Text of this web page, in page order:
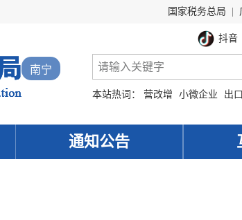
国家税务总局
南宁
抖音
本站热词： 营改增 小微企业 出
通知公告